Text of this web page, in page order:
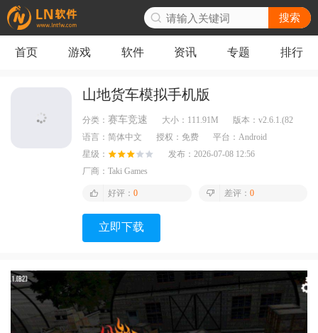
搜索
首页 游戏 软件 资讯 专题 排行
山地货车模拟手机版
分类： 赛车竞速 大小： 111.91M 版本： v2.6.1.(82
语言： 简体中文 授权： 免费 平台： Android
星级：
发布： 2026-07-08 12:56
厂商： Taki Games
好评： 0 差评： 0
立即下载